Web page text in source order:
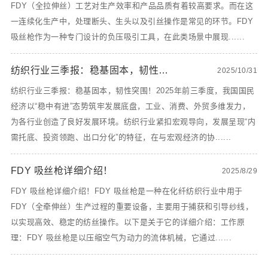
FDY（全拉伸丝）工艺对生产效率和产品品质有着较高要求。而在这
一连续化生产中，处理断头、生头以及引丝操作是常见的环节。FDY
吸丝枪作为一种专门设计的负压吸引工具，在此类场景中展现......
纺织行业三季报：稳基固本，韧性突围！ 2025/10/31
纺织行业三季报：稳基固本，韧性突围！2025年前三季度，我国国民
经济以“稳中有进”态势筑牢发展底盘，工业、消费、外贸多维发力，
为各行业创造了良好发展环境。纺织行业紧扣宏观导向，发展呈现“内
需托底、投资领跑、出口分化”的特征，在与宏观经济的协......
FDY 吸丝枪详细介绍！ 2025/8/29
FDY 吸丝枪详细介绍！FDY 吸丝枪是一种在化纤纺织行业中用于
FDY（全牵伸丝）生产过程的重要设备，主要用于捕获和引导纱线，
以实现高效、稳定的纺丝操作。以下是关于它的详细介绍：工作原
理：FDY 吸丝枪是以压缩空气为动力的流体机械，它通过......